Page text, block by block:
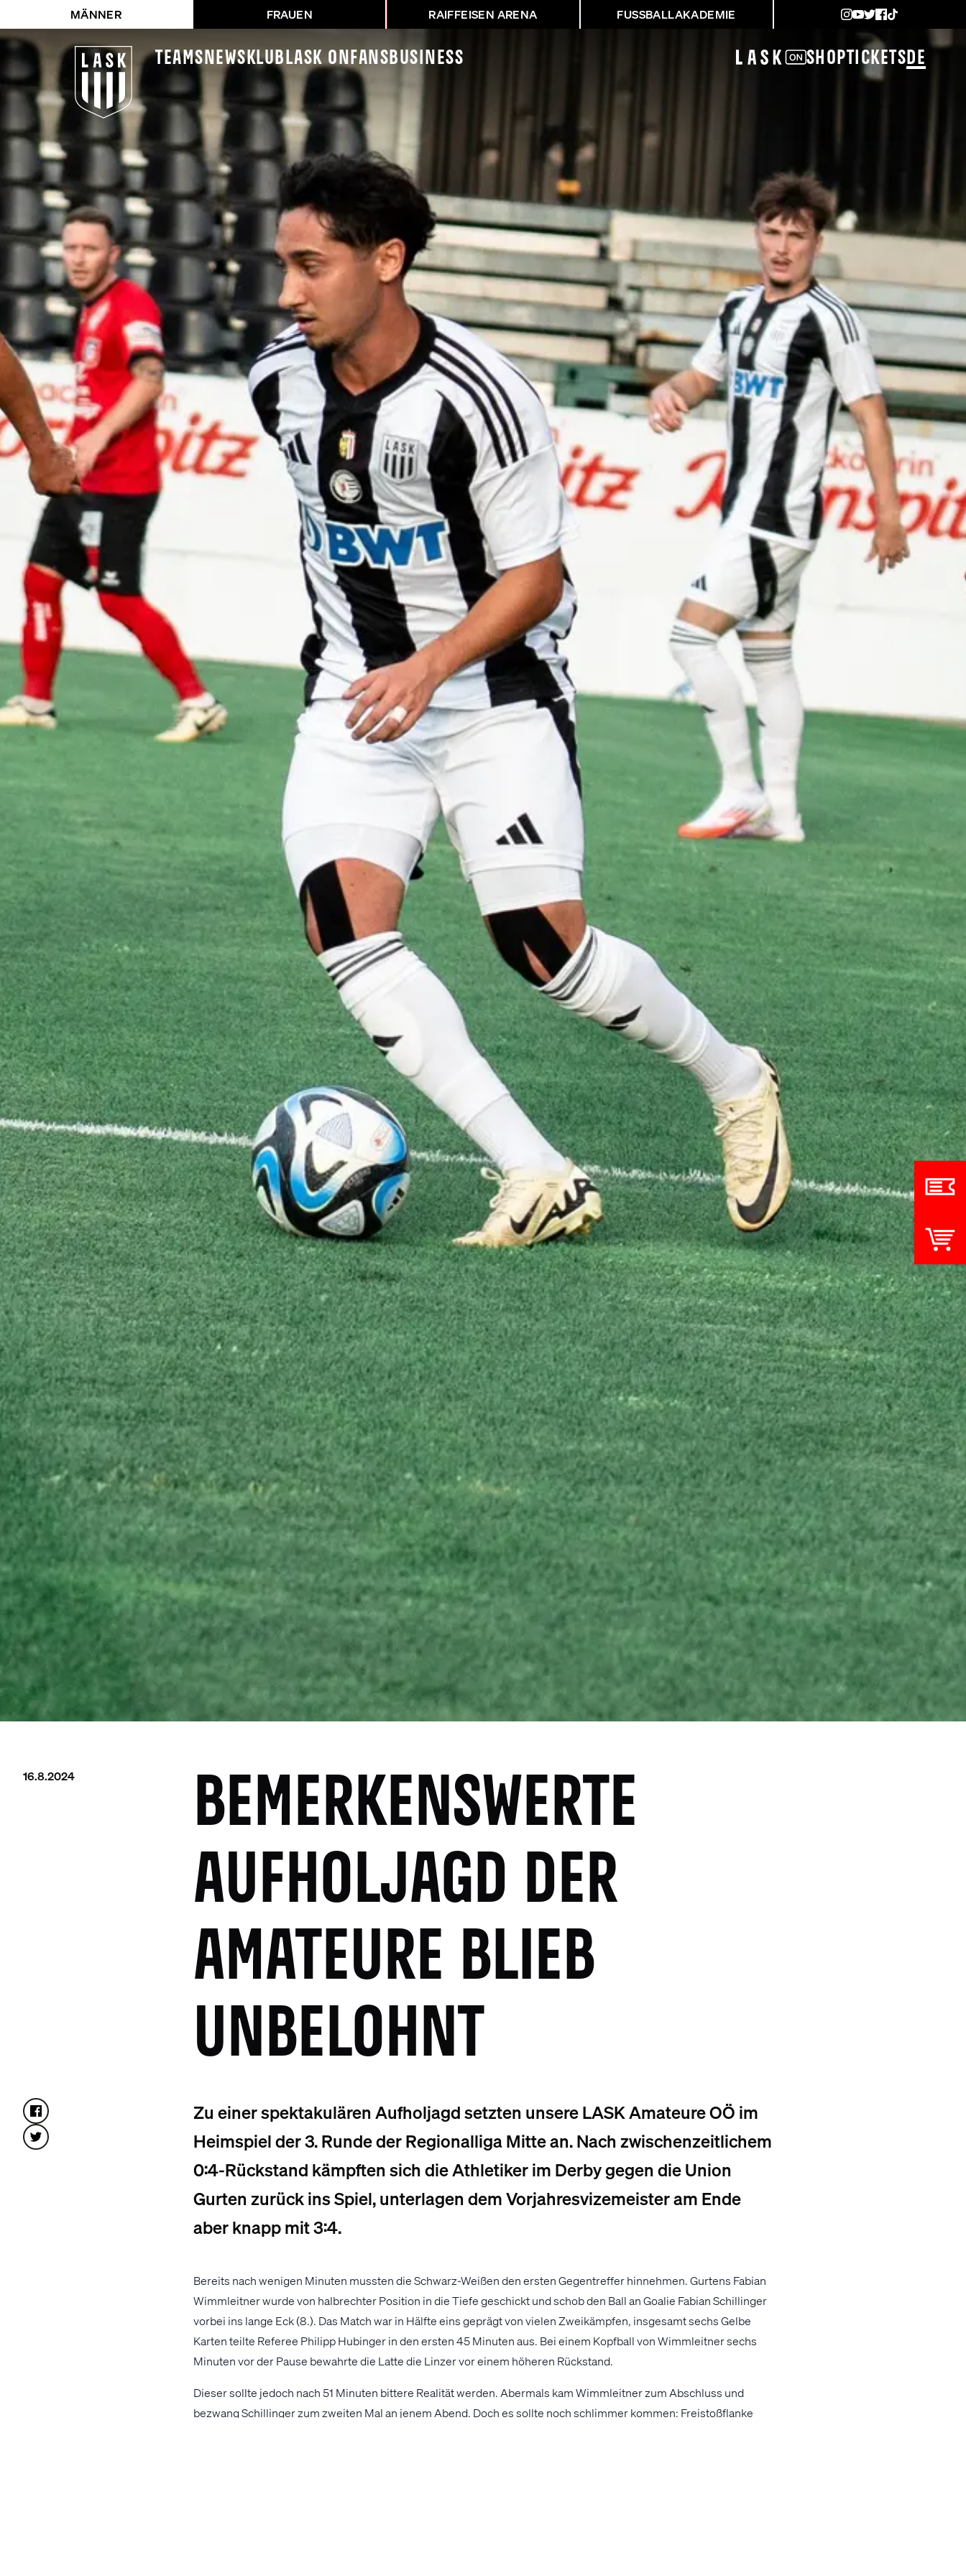
MÄNNER FRAUEN RAIFFEISEN ARENA FUSSBALLAKADEMIE
Teams NewsKlub LASK On Fans Business ShopTickets DE
16.8.2024
BEMERKENSWERTE
AUFHOLJAGD DER
AMATEURE BLIEB
UNBELOHNT
Zu einer spektakulären Aufholjagd setzten unsere LASK Amateure OÖ im
Heimspiel der 3. Runde der Regionalliga Mitte an. Nach zwischenzeitlichem
0:4-Rückstand kämpften sich die Athletiker im Derby gegen die Union
Gurten zurück ins Spiel, unterlagen dem Vorjahresvizemeister am Ende
aber knapp mit 3:4.
Bereits nach wenigen Minuten mussten die Schwarz-Weißen den ersten Gegentreffer hinnehmen. Gurtens Fabian
Wimmleitner wurde von halbrechter Position in die Tiefe geschickt und schob den Ball an Goalie Fabian Schillinger
vorbei ins lange Eck (8.). Das Match war in Hälfte eins geprägt von vielen Zweikämpfen, insgesamt sechs Gelbe
Karten teilte Referee Philipp Hubinger in den ersten 45 Minuten aus. Bei einem Kopfball von Wimmleitner sechs
Minuten vor der Pause bewahrte die Latte die Linzer vor einem höheren Rückstand.
Dieser sollte jedoch nach 51 Minuten bittere Realität werden. Abermals kam Wimmleitner zum Abschluss und
bezwang Schillinger zum zweiten Mal an jenem Abend. Doch es sollte noch schlimmer kommen: Freistoßflanke